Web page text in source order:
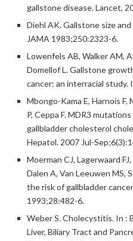
gallstone disease. Lancet,
Diehl AK. Gallstone size
JAMA 1983;250:2323-6.
Lowenfels AB, Walker AM,
Domellof L. Gallstone
cancer: an interracial study.
Mbongo-Kama E, Harnois F,
P, Ceppa F. MDR3
gallbladder cholesterol
Hepatol. 2007 Jul-
Moerman CJ, Lagerwaard
Dalen A, Van Leeuwen MS,
the risk of gallbladder
1993;28:482-6.
Weber S. Cholecystitis. In :
Liver, Biliary Tract and